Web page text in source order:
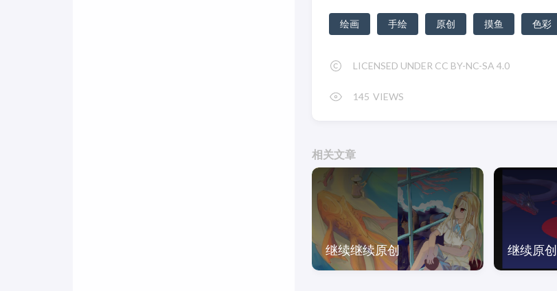
绘画 手绘 原创 摸鱼 色彩
LICENSED UNDER CC BY-NC-SA 4.0
145 VIEWS
相关文章
继续继续原创 继续原创